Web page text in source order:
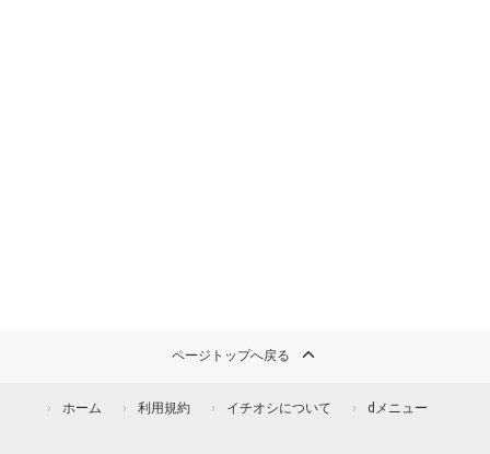
ページトップへ戻る
ホーム 利用規約 イチオシについて dメニュー